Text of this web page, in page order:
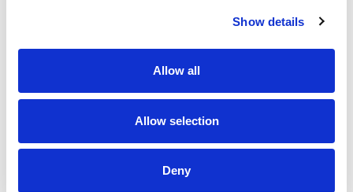
Show details
Allow all
Allow selection
Deny
In 2016 opende toenmalig minister Plasterk in het Vermeer Centrum de